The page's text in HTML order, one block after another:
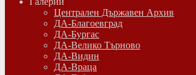
Централен Държавен Архив
ДА-Благоевград
ДА-Бургас
ДА-Велико Търново
ДА-Видин
ДА-Враца